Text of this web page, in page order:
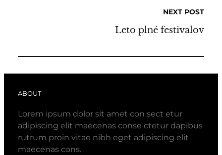
NEXT POST
Leto plné festivalov
ABOUT
Lorem ipsum dolor sit amet con sect etur
adipiscing elit maecenas conse ctetur dapibus
rutrum proin vitae nibh eget adipiscing elit
maecenas cons.